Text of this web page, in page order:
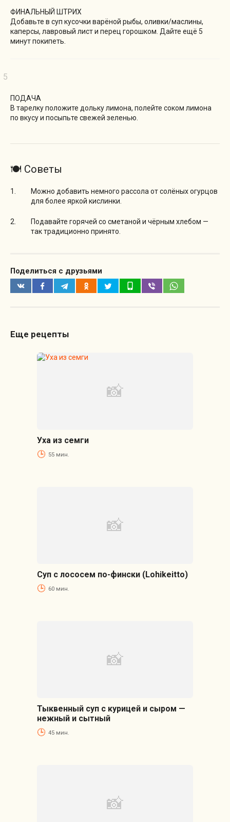
ФИНАЛЬНЫЙ ШТРИХ
Добавьте в суп кусочки варёной рыбы, оливки/маслины,
каперсы, лавровый лист и перец горошком. Дайте ещё 5
минут покипеть.
ПОДАЧА
В тарелку положите дольку лимона, полейте соком лимона
по вкусу и посыпьте свежей зеленью.
🍽️ Советы
Можно добавить немного рассола от солёных огурцов
для более яркой кислинки.
Подавайте горячей со сметаной и чёрным хлебом —
так традиционно принято.
Поделиться с друзьями
Еще рецепты
Уха из семги
55 мин.
Суп с лососем по-фински (Lohikeitto)
60 мин.
Тыквенный суп с курицей и сыром —
нежный и сытный
45 мин.